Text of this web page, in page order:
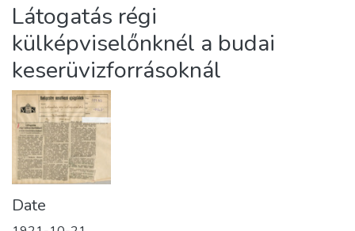
About us
Látogatás régi
külképviselőnknél a budai
keserüvizforrásoknál
Date